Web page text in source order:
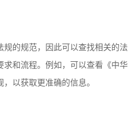
的规范，因此可以查找相关的法
和流程。例如，可以查看《中华
以获取更准确的信息。